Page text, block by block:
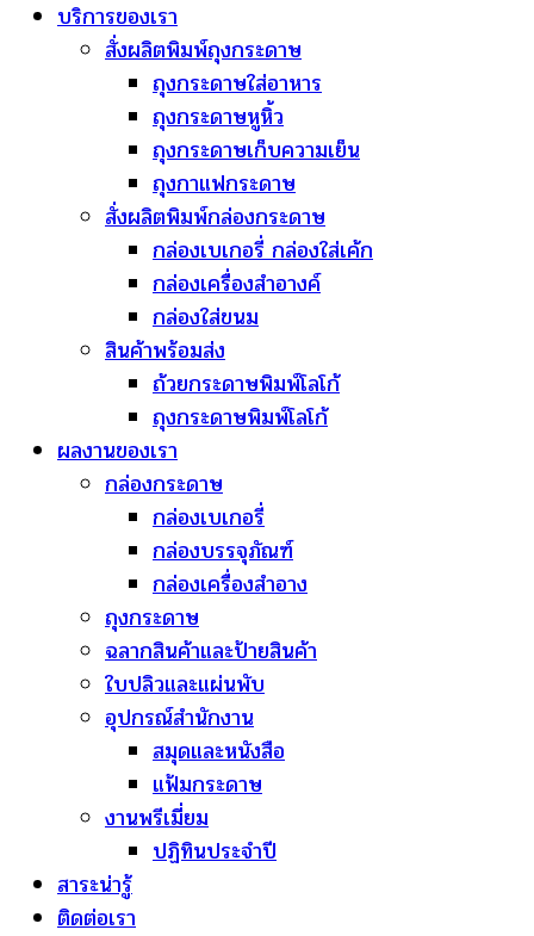
บริการของเรา
สั่งผลิตพิมพ์ถุงกระดาษ
ถุงกระดาษใส่อาหาร
ถุงกระดาษหูหิ้ว
ถุงกระดาษเก็บความเย็น
ถุงกาแฟกระดาษ
สั่งผลิตพิมพ์กล่องกระดาษ
กล่องเบเกอรี่ กล่องใส่เค้ก
กล่องเครื่องสำอางค์
กล่องใส่ขนม
สินค้าพร้อมส่ง
ถ้วยกระดาษพิมพ์โลโก้
ถุงกระดาษพิมพ์โลโก้
ผลงานของเรา
กล่องกระดาษ
กล่องเบเกอรี่
กล่องบรรจุภัณฑ์
กล่องเครื่องสำอาง
ถุงกระดาษ
ฉลากสินค้าและป้ายสินค้า
ใบปลิวและแผ่นพับ
อุปกรณ์สำนักงาน
สมุดและหนังสือ
แฟ้มกระดาษ
งานพรีเมี่ยม
ปฏิทินประจำปี
สาระน่ารู้
ติดต่อเรา